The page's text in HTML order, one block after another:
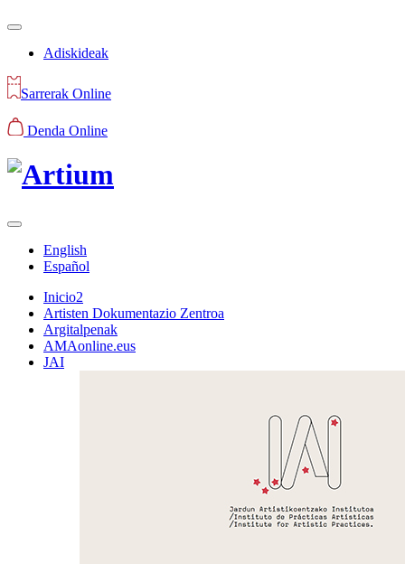
Adiskideak
Sarrerak Online
Denda Online
English
Español
Inicio2
Artisten Dokumentazio Zentroa
Argitalpenak
AMAonline.eus
JAI